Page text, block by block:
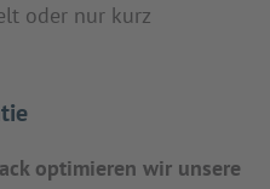
oder nur kurz
optimieren wir unsere